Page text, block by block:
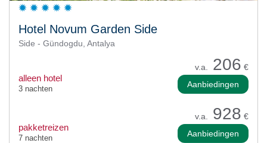
Hotel Novum Garden Side
Side - Gündogdu, Antalya
v.a. 206 €
alleen hotel
3 nachten Aanbiedingen
v.a. 928 €
pakketreizen
7 nachten Aanbiedingen